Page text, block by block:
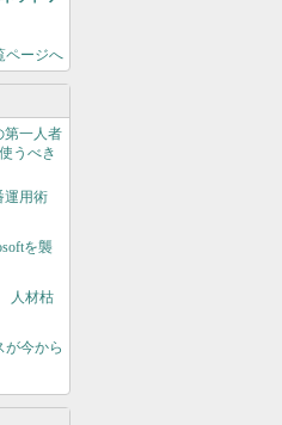
ページへ
第一人者
うべき
運用術
を襲
人材枯
今から